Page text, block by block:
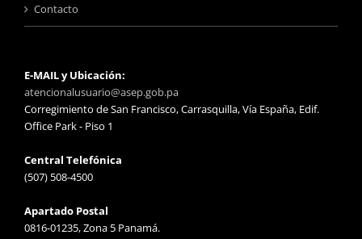
Contacto
E-MAIL y Ubicación:
atencionalusuario@asep.gob.pa
Corregimiento de San Francisco, Carrasquilla, Vía España, Edif.
Office Park - Piso 1
Central Telefónica
(507) 508-4500
Apartado Postal
0816-01235, Zona 5 Panamá.